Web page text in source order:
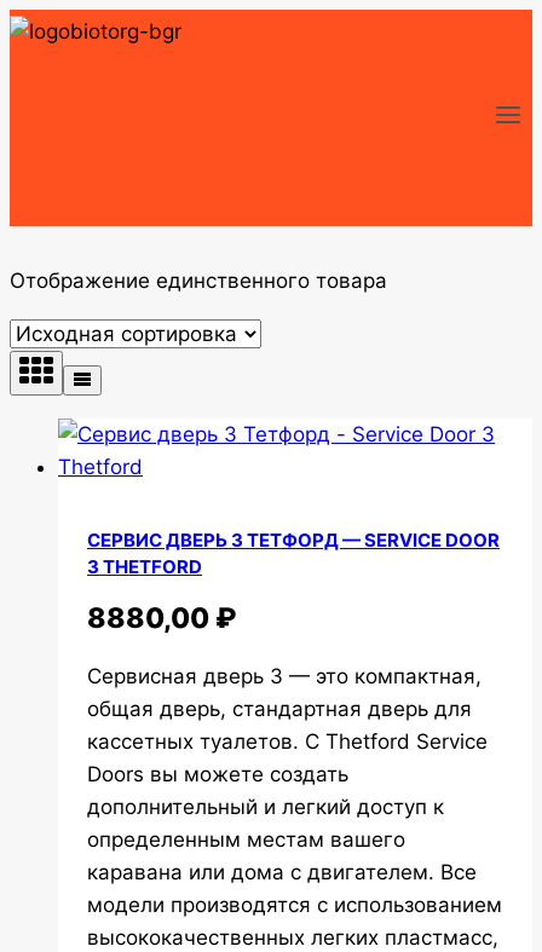
Перейти
Отображение единственного товара
СЕРВИС ДВЕРЬ 3 ТЕТФОРД — SERVICE DOOR
3 THETFORD
8880,00 ₽
Сервисная дверь 3 — это компактная,
общая дверь, стандартная дверь для
кассетных туалетов. С Thetford Service
Doors вы можете создать
дополнительный и легкий доступ к
определенным местам вашего
каравана или дома с двигателем. Все
модели производятся с использованием
высококачественных легких пластмасс,